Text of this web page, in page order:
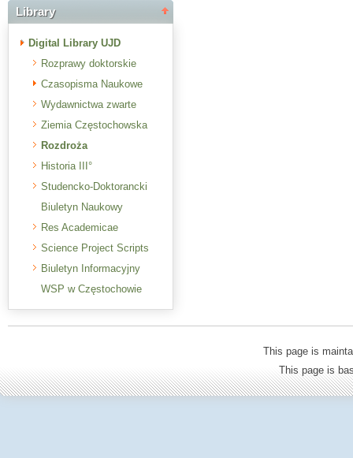
Library
Digital Library UJD
Rozprawy doktorskie
Czasopisma Naukowe
Wydawnictwa zwarte
Ziemia Częstochowska
Rozdroża
Historia III°
Studencko-Doktorancki
Biuletyn Naukowy
Res Academicae
Science Project Scripts
Biuletyn Informacyjny
WSP w Częstochowie
This page is
This page is